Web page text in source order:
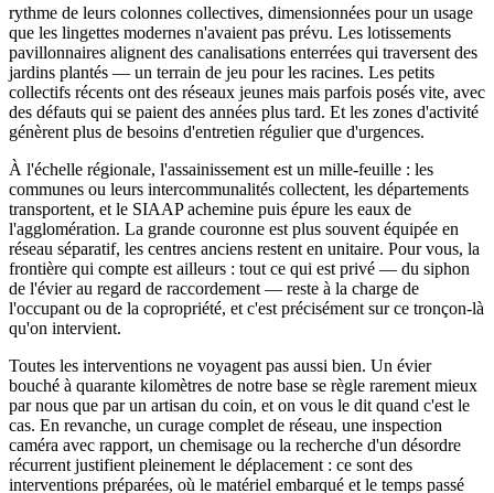
rythme de leurs colonnes collectives, dimensionnées pour un usage
que les lingettes modernes n'avaient pas prévu. Les lotissements
pavillonnaires alignent des canalisations enterrées qui traversent des
jardins plantés — un terrain de jeu pour les racines. Les petits
collectifs récents ont des réseaux jeunes mais parfois posés vite, avec
des défauts qui se paient des années plus tard. Et les zones d'activité
génèrent plus de besoins d'entretien régulier que d'urgences.
À l'échelle régionale, l'assainissement est un mille-feuille : les
communes ou leurs intercommunalités collectent, les départements
transportent, et le SIAAP achemine puis épure les eaux de
l'agglomération. La grande couronne est plus souvent équipée en
réseau séparatif, les centres anciens restent en unitaire. Pour vous, la
frontière qui compte est ailleurs : tout ce qui est privé — du siphon
de l'évier au regard de raccordement — reste à la charge de
l'occupant ou de la copropriété, et c'est précisément sur ce tronçon-là
qu'on intervient.
Toutes les interventions ne voyagent pas aussi bien. Un évier
bouché à quarante kilomètres de notre base se règle rarement mieux
par nous que par un artisan du coin, et on vous le dit quand c'est le
cas. En revanche, un curage complet de réseau, une inspection
caméra avec rapport, un chemisage ou la recherche d'un désordre
récurrent justifient pleinement le déplacement : ce sont des
interventions préparées, où le matériel embarqué et le temps passé